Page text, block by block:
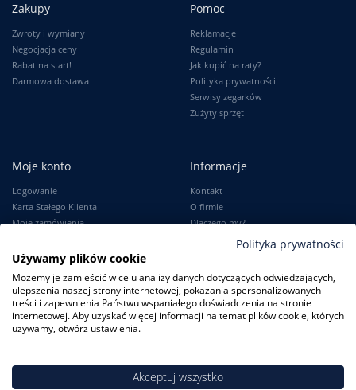
Zakupy
Zwroty i wymiany
Negocjacja ceny
Rabat na start!
Darmowa dostawa
Pomoc
Reklamacje
Regulamin
Jak kupić na raty?
Polityka prywatności
Serwisy zegarków
Zużyty sprzęt
Moje konto
Logowanie
Karta Stałego Klienta
Moje zamówienia
Informacje
Kontakt
O firmie
Dlaczego my?
Polityka prywatności
Używamy plików cookie
Możemy je zamieścić w celu analizy danych dotyczących odwiedzających,
ulepszenia naszej strony internetowej, pokazania spersonalizowanych
treści i zapewnienia Państwu wspaniałego doświadczenia na stronie
internetowej. Aby uzyskać więcej informacji na temat plików cookie, których
używamy, otwórz ustawienia.
Akceptuj wszystko